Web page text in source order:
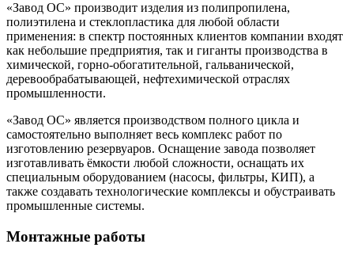
«Завод ОС» производит изделия из полипропилена,
полиэтилена и стеклопластика для любой области
применения: в спектр постоянных клиентов компании входят
как небольшие предприятия, так и гиганты производства в
химической, горно-обогатительной, гальванической,
деревообрабатывающей, нефтехимической отраслях
промышленности.
«Завод ОС» является производством полного цикла и
самостоятельно выполняет весь комплекс работ по
изготовлению резервуаров. Оснащение завода позволяет
изготавливать ёмкости любой сложности, оснащать их
специальным оборудованием (насосы, фильтры, КИП), а
также создавать технологические комплексы и обустраивать
промышленные системы.
Монтажные работы